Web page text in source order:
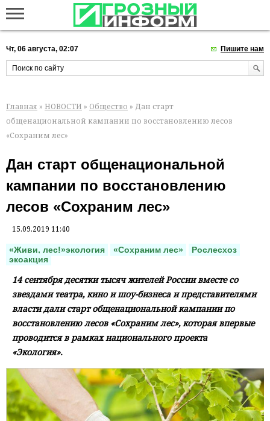
Чт, 06 августа, 02:07 Пишите нам
Главная » НОВОСТИ » Общество » Дан старт
общенациональной кампании по восстановлению лесов
«Сохраним лес»
Дан старт общенациональной
кампании по восстановлению
лесов «Сохраним лес»
15.09.2019 11:40
«Живи, лес!»экология «Сохраним лес»
Рослесхоз
экоакция
14 сентября десятки тысяч жителей России вместе со
звездами театра, кино и шоу-бизнеса и представителями
власти дали старт общенациональной кампании по
восстановлению лесов «Сохраним лес», которая впервые
проводится в рамках национального проекта
«Экология».